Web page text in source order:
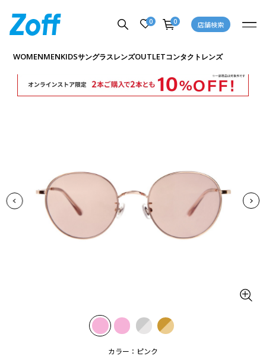
0 0 店舗検索
WOMENMENKIDSサングラスレンズOUTLETコンタクトレンズ
カラー：ピンク
商品詳細ページへ